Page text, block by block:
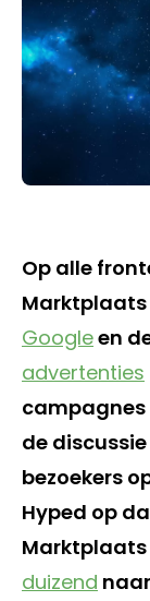
Op alle
Marktplaats
Googleen
advertenties
campagnes
de
bezoekers
Hyped op
Marktplaats
duizend naar